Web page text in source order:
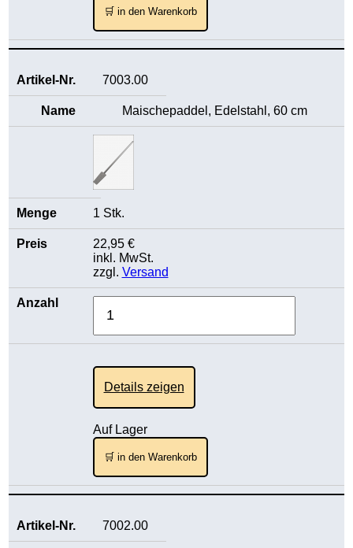
🛒 in den Warenkorb
7003.00
Maischepaddel, Edelstahl, 60 cm
1 Stk.
22,95 €
inkl. MwSt.
zzgl. Versand
Details zeigen
Auf Lager
🛒 in den Warenkorb
7002.00